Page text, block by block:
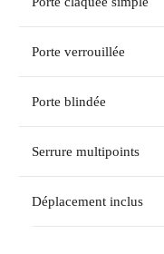
Porte verrouillée
Porte blindée
Serrure multipoints
Déplacement inclus